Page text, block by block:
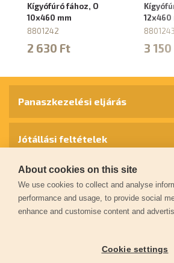
Kígyófúró fához, O
10x460 mm
8801242
2 630 Ft
12x460
8801243
3
Panaszkezelési eljárás
Jótállási feltételek
Személyes adatok védelme
Kapcsolat
Garancia regisztráció
About cookies on this site
We use cookies to collect and analyse
performance and usage, to provide social
enhance and customise content and
Cookie settings